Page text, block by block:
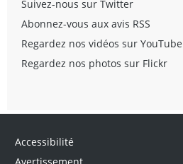
Suivez-nous sur Twitter
Abonnez-vous aux avis RSS
Regardez nos vidéos sur YouTube
Regardez nos photos sur Flickr
Accessibilité
Avertissement